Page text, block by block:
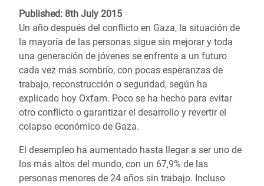
Published: 8th July 2015
Un año después del conflicto en Gaza, la situación de
la mayoría de las personas sigue sin mejorar y toda
una generación de jóvenes se enfrenta a un futuro
cada vez más sombrío, con pocas esperanzas de
trabajo, reconstrucción o seguridad, según ha
explicado hoy Oxfam. Poco se ha hecho para evitar
otro conflicto o garantizar el desarrollo y revertir el
colapso económico de Gaza.
El desempleo ha aumentado hasta llegar a ser uno de
los más altos del mundo, con un 67,9% de las
personas menores de 24 años sin trabajo. Incluso